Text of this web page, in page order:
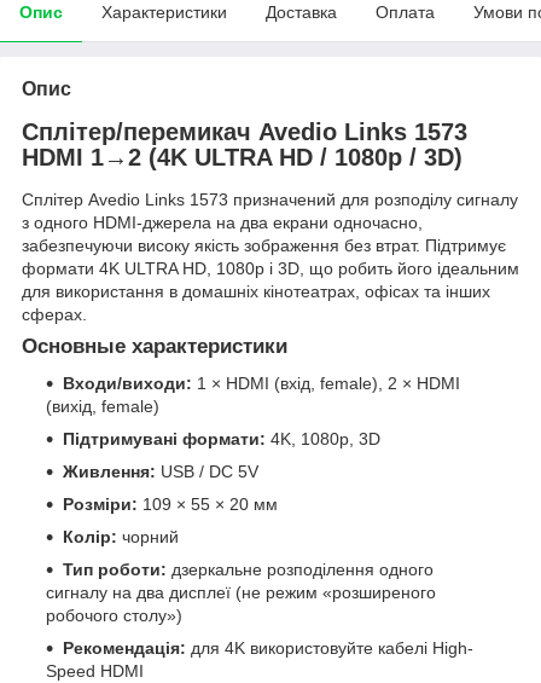
Опис Характеристики Доставка Оплата Умови
Опис
Сплітер/перемикач Avedio Links 1573
HDMI 1→2 (4K ULTRA HD / 1080p / 3D)
Сплітер Avedio Links 1573 призначений для розподілу сигналу
з одного HDMI-джерела на два екрани одночасно,
забезпечуючи високу якість зображення без втрат. Підтримує
формати 4K ULTRA HD, 1080p і 3D, що робить його ідеальним
для використання в домашніх кінотеатрах, офісах та інших
сферах.
Основные характеристики
Входи/виходи: 1 × HDMI (вхід, female), 2 × HDMI
(вихід, female)
Підтримувані формати: 4K, 1080p, 3D
Живлення: USB / DC 5V
Розміри: 109 × 55 × 20 мм
Колір: чорний
Тип роботи: дзеркальне розподілення одного
сигналу на два дисплеї (не режим «розширеного
робочого столу»)
Рекомендація: для 4K використовуйте кабелі High-
Speed HDMI